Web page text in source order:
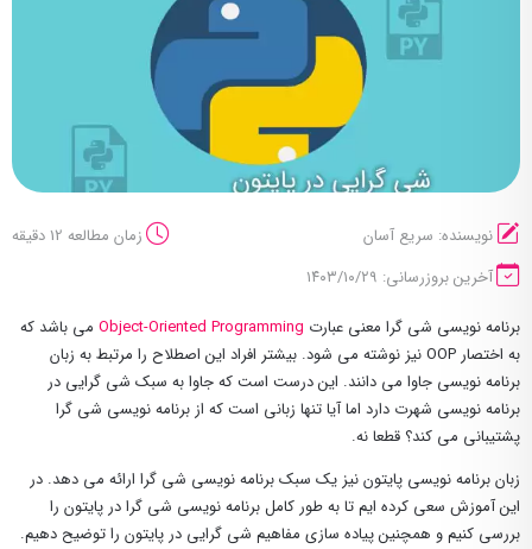
نویسنده: سریع آسان
زمان مطالعه 12 دقیقه
آخرین بروزرسانی: ۱۴۰۳/۱۰/۲۹
برنامه نویسی شی گرا معنی عبارت Object-Oriented Programmingمی باشد که
به اختصار OOP نیز نوشته می شود. بیشتر افراد این اصطلاح را مرتبط به زبان
برنامه نویسی جاوا می دانند. این درست است که جاوا به سبک شی گرایی در
برنامه نویسی شهرت دارد اما آیا تنها زبانی است که از برنامه نویسی شی گرا
پشتیبانی می کند؟ قطعا نه.
زبان برنامه نویسی پایتون نیز یک سبک برنامه نویسی شی گرا ارائه می دهد. در
این آموزش سعی کرده ایم تا به طور کامل برنامه نویسی شی گرا در پایتون را
بررسی کنیم و همچنین پیاده سازی مفاهیم شی گرایی در پایتون را توضیح دهیم.